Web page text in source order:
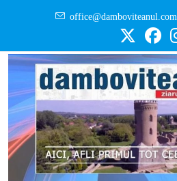
office@damboviteanul.com